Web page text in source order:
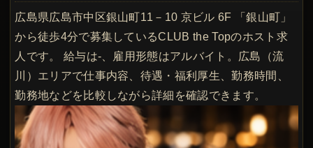
広島県広島市中区銀山町11－10 京ビル 6F 「銀山町」
から徒歩4分で募集しているCLUB the Topのホスト求
人です。 給与は-、雇用形態はアルバイト。広島（流
川）エリアで仕事内容、待遇・福利厚生、勤務時間、
勤務地などを比較しながら詳細を確認できます。